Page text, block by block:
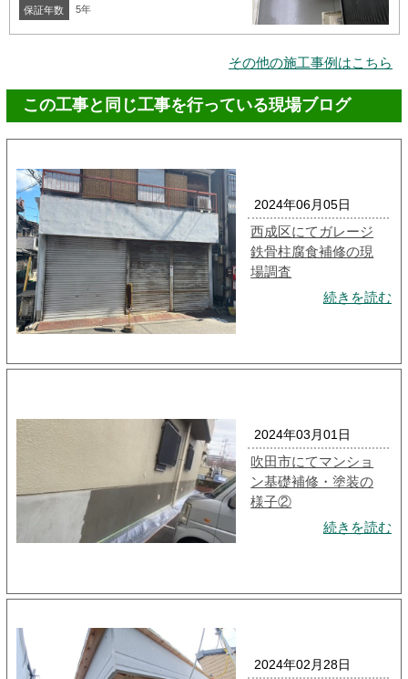
保証年数 5年
その他の施工事例はこちら
この工事と同じ工事を行っている現場ブログ
2024年06月05日
西成区にてガレージ
鉄骨柱腐食補修の現
場調査
続きを読む
2024年03月01日
吹田市にてマンショ
ン基礎補修・塗装の
様子②
続きを読む
2024年02月28日